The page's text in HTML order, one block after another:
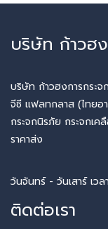
บริษัท ก้าวฮ
บริษัท ก้าวฮงการกระจ
จีซี แฟลทกลาส (ไทยอ
กระจกนิรภัย กระจกเ
ราคาส่ง
วันจันทร์ - วันเสาร์ เว
ติดต่อเรา